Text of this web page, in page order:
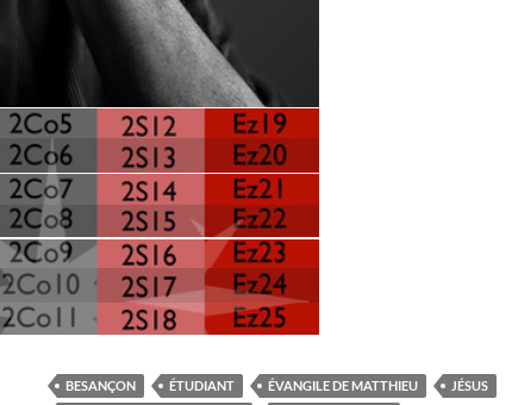
BESANÇON ÉTUDIANT ÉVANGILE DE MATTHIEU
JÉSUS